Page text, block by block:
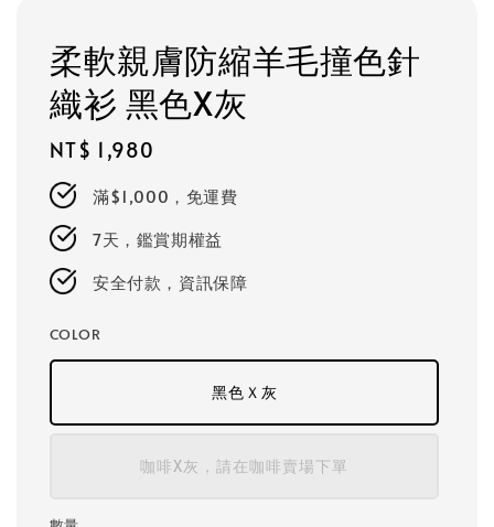
柔軟親膚防縮羊毛撞色針
織衫 黑色X灰
Regular
price
NT$ 1,980
滿$1,000，免運費
7天，鑑賞期權益
安全付款，資訊保障
COLOR
黑色Ｘ灰
咖啡X灰，請在咖啡賣場下單